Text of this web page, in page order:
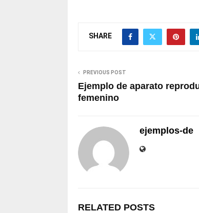
SHARE
PREVIOUS POST
Ejemplo de aparato
femenino
ejemplos-de
RELATED POSTS